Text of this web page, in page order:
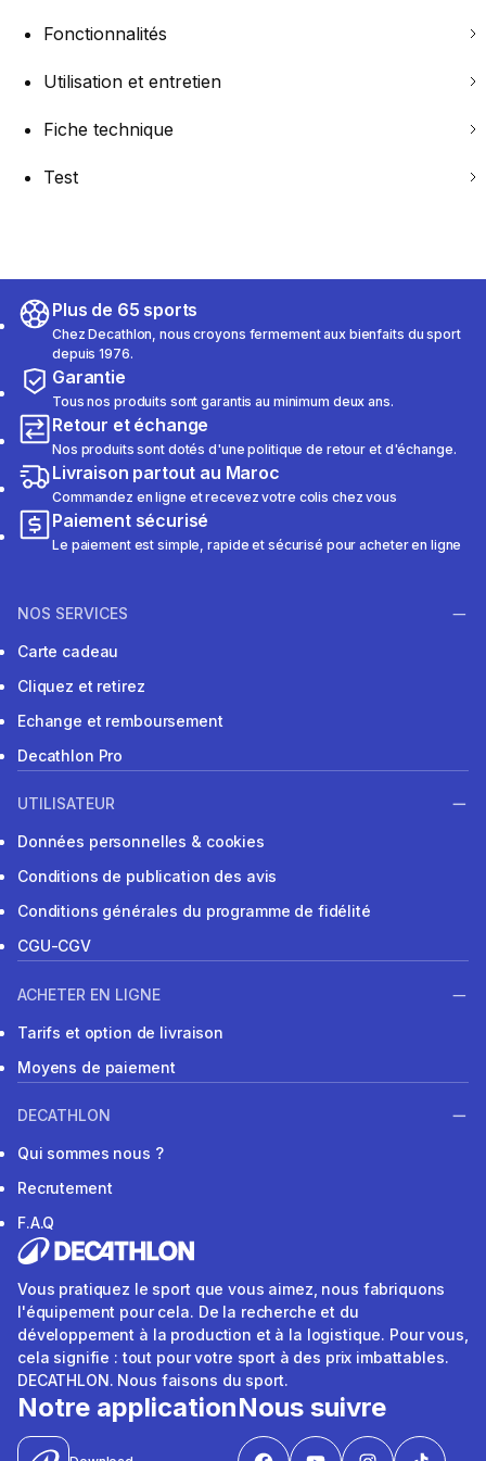
Fonctionnalités
Utilisation et entretien
Fiche technique
Test
Plus de 65 sports
Chez Decathlon, nous croyons fermement aux bienfaits du sport
depuis 1976.
Garantie
Tous nos produits sont garantis au minimum deux ans.
Retour et échange
Nos produits sont dotés d'une politique de retour et d'échange.
Livraison partout au Maroc
Commandez en ligne et recevez votre colis chez vous
Paiement sécurisé
Le paiement est simple, rapide et sécurisé pour acheter en ligne
NOS SERVICES
Carte cadeau
Cliquez et retirez
Echange et remboursement
Decathlon Pro
UTILISATEUR
Données personnelles & cookies
Conditions de publication des avis
Conditions générales du programme de fidélité
CGU-CGV
ACHETER EN LIGNE
Tarifs et option de livraison
Moyens de paiement
DECATHLON
Qui sommes nous ?
Recrutement
F.A.Q
Vous pratiquez le sport que vous aimez, nous fabriquons
l'équipement pour cela. De la recherche et du
développement à la production et à la logistique. Pour vous,
cela signifie : tout pour votre sport à des prix imbattables.
DECATHLON. Nous faisons du sport.
Notre applicationNous suivre